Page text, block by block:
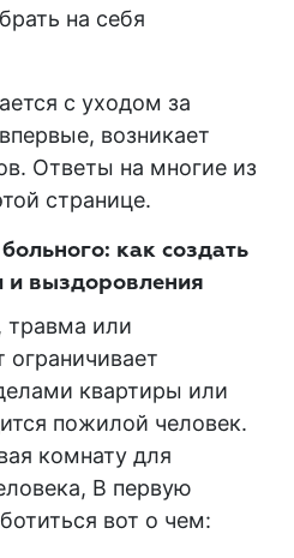
на себя
с уходом за
возникает
Ответы на многие из
странице.
как создать
и выздоровления
травма или
ограничивает
квартиры или
пожилой человек.
комнату для
В первую
вот о чем: